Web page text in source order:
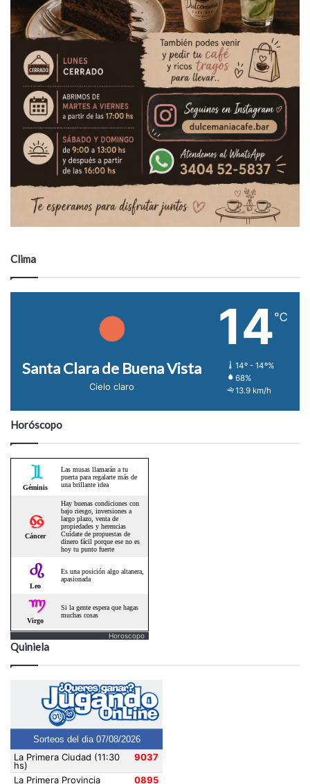
Clima
Santa Clara de Buena Vista
Cielo claro
14℃
14º - 14º%
68%
13.9 km/h
Horóscopo
Horoscopo
Quiniela